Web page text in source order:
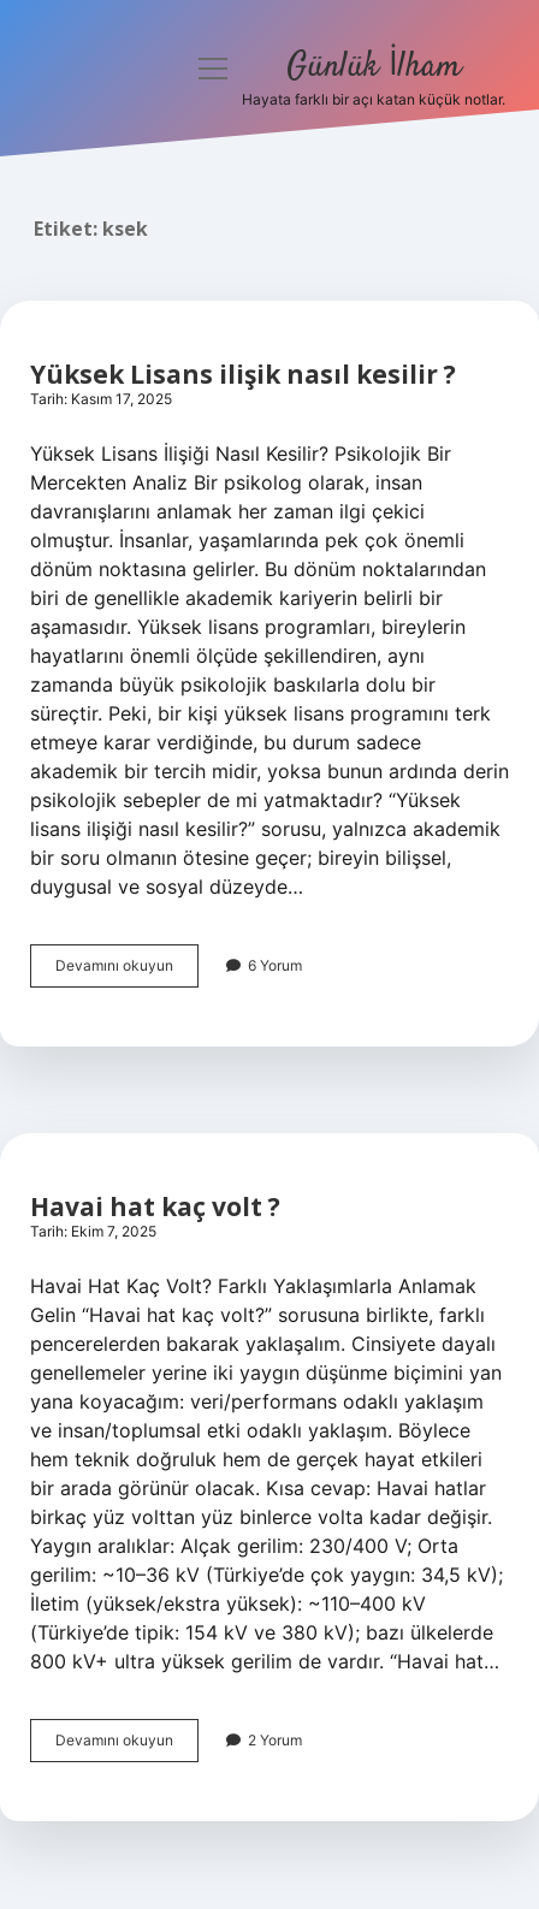
menüyü
Günlük İlham
Hayata farklı bir açı katan küçük notlar.
Etiket: ksek
Yüksek Lisans ilişik nasıl kesilir ?
Tarih: Kasım 17, 2025
Yüksek Lisans İlişiği Nasıl Kesilir? Psikolojik Bir
Mercekten Analiz Bir psikolog olarak, insan
davranışlarını anlamak her zaman ilgi çekici
olmuştur. İnsanlar, yaşamlarında pek çok önemli
dönüm noktasına gelirler. Bu dönüm noktalarından
biri de genellikle akademik kariyerin belirli bir
aşamasıdır. Yüksek lisans programları, bireylerin
hayatlarını önemli ölçüde şekillendiren, aynı
zamanda büyük psikolojik baskılarla dolu bir
süreçtir. Peki, bir kişi yüksek lisans programını terk
etmeye karar verdiğinde, bu durum sadece
akademik bir tercih midir, yoksa bunun ardında derin
psikolojik sebepler de mi yatmaktadır? “Yüksek
lisans ilişiği nasıl kesilir?” sorusu, yalnızca akademik
bir soru olmanın ötesine geçer; bireyin bilişsel,
duygusal ve sosyal düzeyde…
Devamını okuyun
Lisans
kesilir
6 Yorum
Havai hat kaç volt ?
Tarih: Ekim 7, 2025
Havai Hat Kaç Volt? Farklı Yaklaşımlarla Anlamak
Gelin “Havai hat kaç volt?” sorusuna birlikte, farklı
pencerelerden bakarak yaklaşalım. Cinsiyete dayalı
genellemeler yerine iki yaygın düşünme biçimini yan
yana koyacağım: veri/performans odaklı yaklaşım
ve insan/toplumsal etki odaklı yaklaşım. Böylece
hem teknik doğruluk hem de gerçek hayat etkileri
bir arada görünür olacak. Kısa cevap: Havai hatlar
birkaç yüz volttan yüz binlerce volta kadar değişir.
Yaygın aralıklar: Alçak gerilim: 230/400 V; Orta
gerilim: ~10–36 kV (Türkiye’de çok yaygın: 34,5 kV);
İletim (yüksek/ekstra yüksek): ~110–400 kV
(Türkiye’de tipik: 154 kV ve 380 kV); bazı ülkelerde
800 kV+ ultra yüksek gerilim de vardır. “Havai hat…
Devamını okuyun
hat
?
2 Yorum